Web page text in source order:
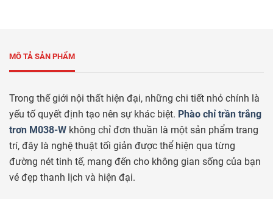
MÔ TẢ SẢN PHẨM
Trong thế giới nội thất hiện đại, những chi tiết nhỏ chính là
yếu tố quyết định tạo nên sự khác biệt. Phào chỉ trần trắng
trơn M038-W không chỉ đơn thuần là một sản phẩm trang
trí, đây là nghệ thuật tối giản được thể hiện qua từng
đường nét tinh tế, mang đến cho không gian sống của bạn
vẻ đẹp thanh lịch và hiện đại.